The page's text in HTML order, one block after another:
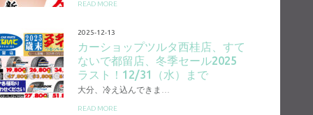
READ MORE
2025-12-13
カーショップツルタ西桂店、すて
ないで都留店、冬季セール2025
ラスト！12/31（水）まで
大分、冷え込んできま…
READ MORE